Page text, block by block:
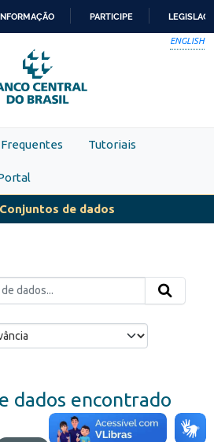
PARA
O
CONTEÚDO
PARTICIPE
ENGLISH
Tutoriais
Conjuntos de dados
dados encontrado